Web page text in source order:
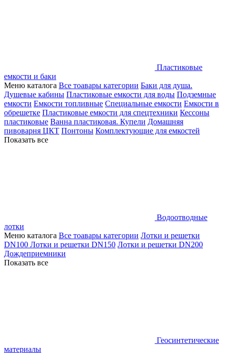
Пластиковые
емкости и баки
Меню каталога Все тоавары категории Баки для душа.
Душевые кабины Пластиковые емкости для воды Подземные
емкости Емкости топливные Специальные емкости Емкости в
обрешетке Пластиковые емкости для спецтехники Кессоны
пластиковые Ванна пластиковая. Купели Домашняя
пивоварня ЦКТ Понтоны Комплектующие для емкостей
Показать все
Водоотводные
лотки
Меню каталога Все тоавары категории Лотки и решетки
DN100 Лотки и решетки DN150 Лотки и решетки DN200
Дождеприемники
Показать все
Геосинтетические
материалы